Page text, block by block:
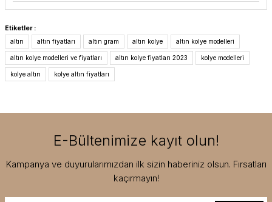
Etiketler :
altın
altın fiyatları altın gram altın kolye altın kolye modelleri
altın kolye modelleri ve fiyatları altın kolye fiyatları 2023 kolye modelleri
kolye altın kolye altın fiyatları
E-Bültenimize kayıt olun!
Kampanya ve duyurularımızdan ilk sizin haberiniz olsun. Fırsatları
kaçırmayın!